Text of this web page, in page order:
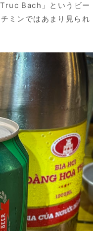
Bach」というビー
ミンではあまり見られ